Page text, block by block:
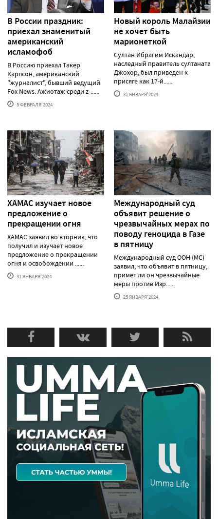
В России праздник:
приехал знаменитый
американский
исламофоб
В Россию приехал Такер
Карлсон, американский
"журналист", бывший ведущий
Fox News. Ажиотаж среди z-......
5 ФЕВРАЛЯ'2024
Новый король Малайзии
не хочет быть
марионеткой
Султан Ибрагим Искандар,
наследный правитель султаната
Джохор, был приведен к
присяге как 17-й......
31 ЯНВАРЯ'2024
ХАМАС изучает новое
предложение о
прекращении огня
ХАМАС заявил во вторник, что
получил и изучает новое
предложение о прекращении
огня и освобождении ......
31 ЯНВАРЯ'2024
Международный суд
объявит решение о
чрезвычайных мерах по
поводу геноцида в Газе
в пятницу
Международный суд ООН (МС)
заявил, что объявит в пятницу,
примет ли он чрезвычайные
меры против Изр......
25 ЯНВАРЯ'2024